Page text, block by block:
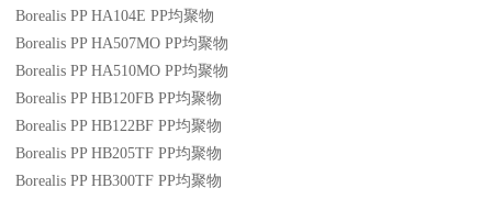
Borealis PP HA104E PP均聚物
Borealis PP HA507MO PP均聚物
Borealis PP HA510MO PP均聚物
Borealis PP HB120FB PP均聚物
Borealis PP HB122BF PP均聚物
Borealis PP HB205TF PP均聚物
Borealis PP HB300TF PP均聚物